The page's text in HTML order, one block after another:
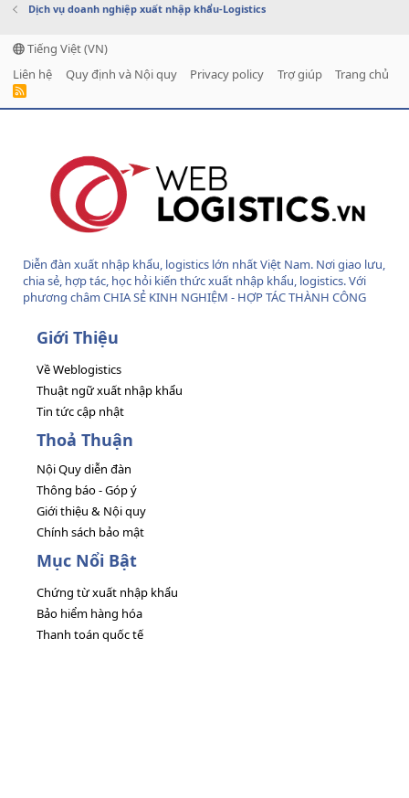
Dịch vụ doanh nghiệp xuất nhập khẩu-Logistics
Tiếng Việt (VN)
Liên hệ
Quy định và Nội quy Privacy policy Trợ giúp Trang chủ
R
Diễn đàn xuất nhập khẩu, logistics lớn nhất Việt Nam. Nơi giao lưu,
chia sẻ, hợp tác, học hỏi kiến thức xuất nhập khẩu, logistics. Với
phương châm CHIA SẺ KINH NGHIỆM - HỢP TÁC THÀNH CÔNG
Giới Thiệu
Về Weblogistics
Thuật ngữ xuất nhập khẩu
Tin tức cập nhật
Thoả Thuận
Nội Quy diễn đàn
Thông báo - Góp ý
Giới thiệu & Nội quy
Chính sách bảo mật
Mục Nổi Bật
Chứng từ xuất nhập khẩu
Bảo hiểm hàng hóa
Thanh toán quốc tế